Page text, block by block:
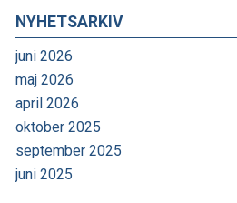
NYHETSARKIV
juni 2026
maj 2026
april 2026
oktober 2025
september 2025
juni 2025